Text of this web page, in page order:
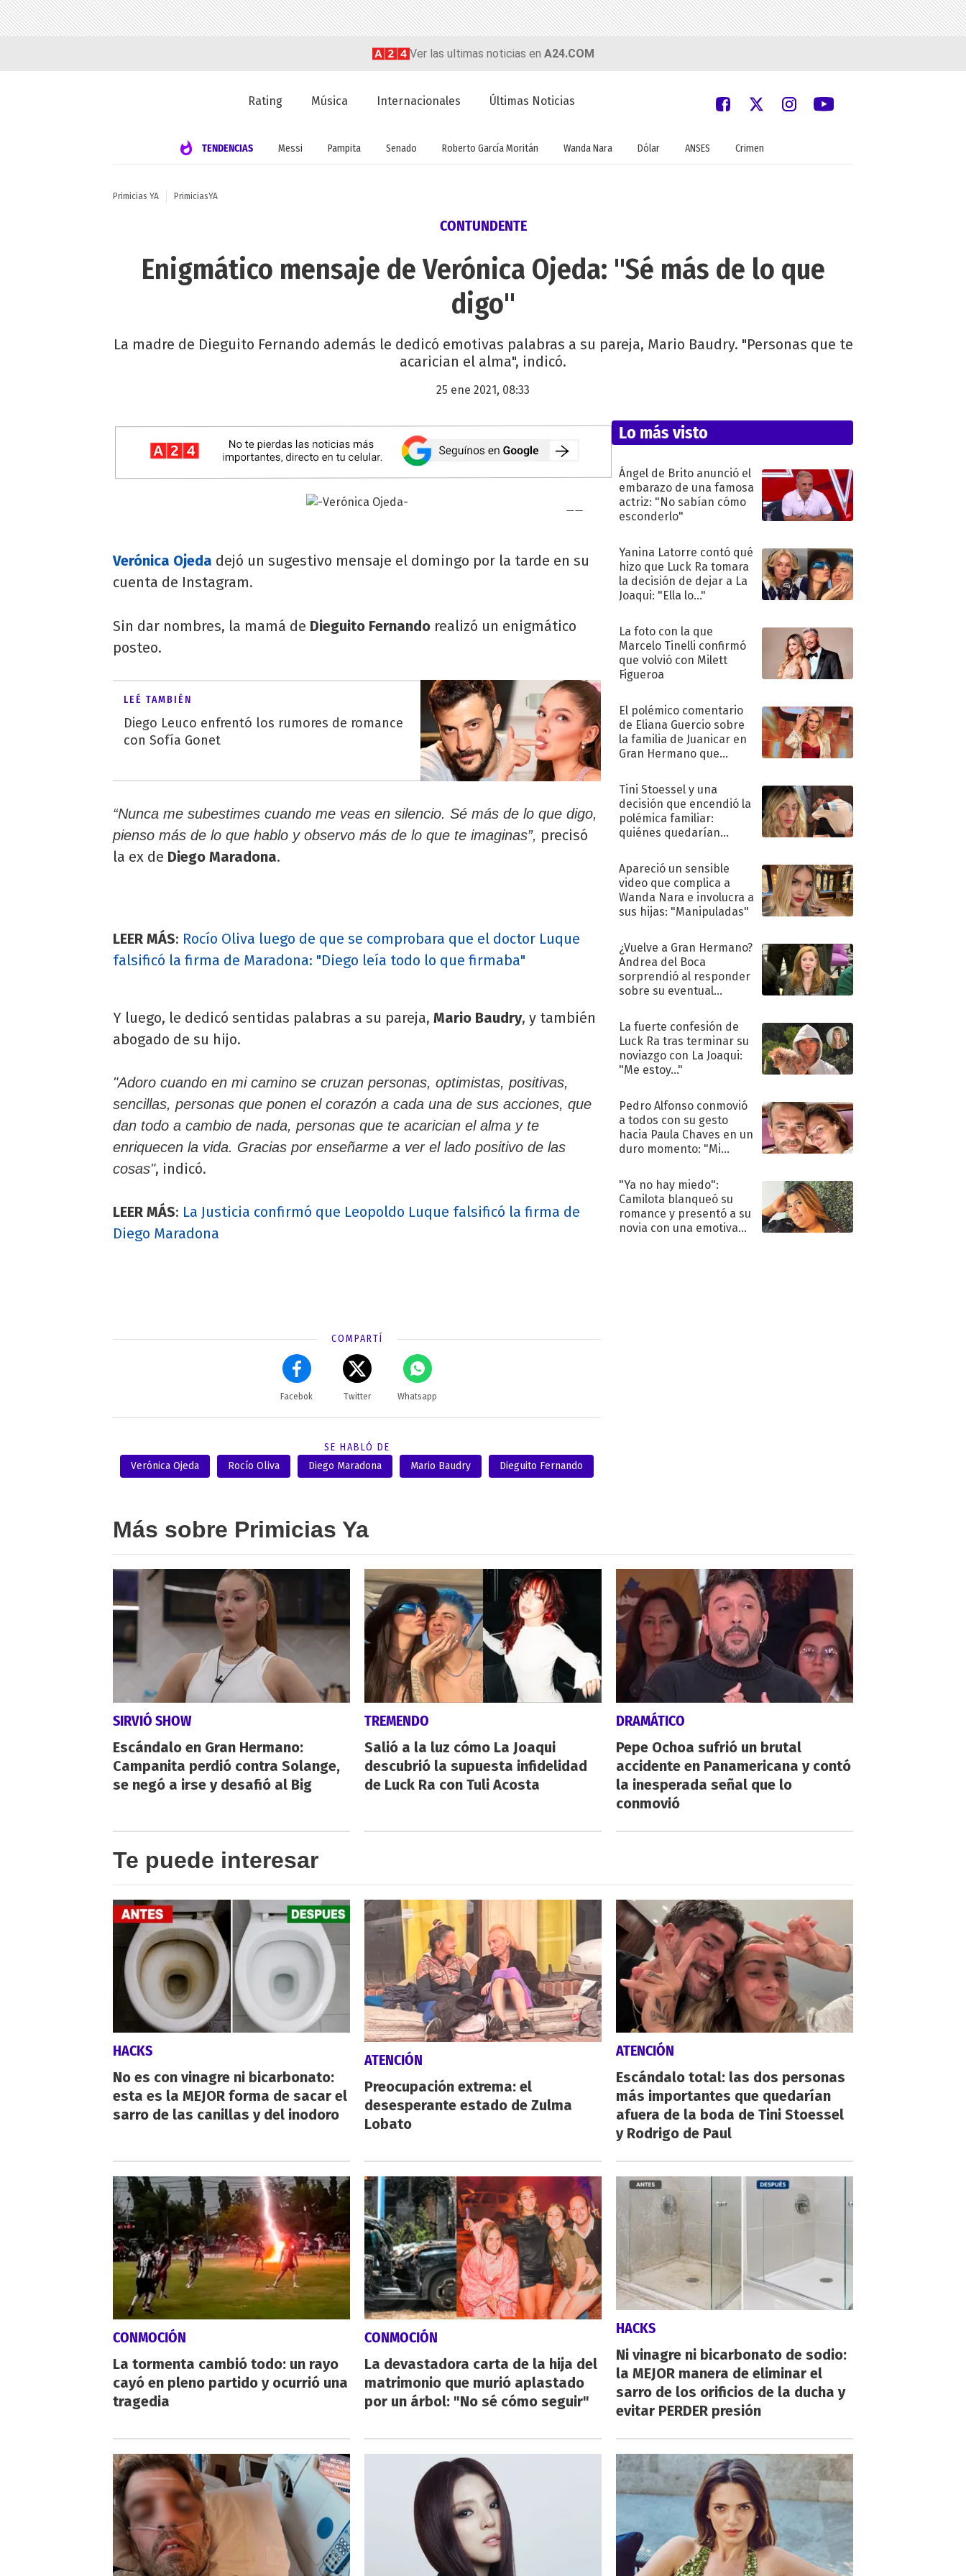
Ver las ultimas noticias en A24.COM
Rating Música Internacionales Últimas Noticias
TENDENCIAS Messi Pampita Senado Roberto García Moritán Wanda Nara Dólar ANSES Crimen
Primicias YA PrimiciasYA
CONTUNDENTE
Enigmático mensaje de Verónica Ojeda: "Sé más de lo que
digo"
La madre de Dieguito Fernando además le dedicó emotivas palabras a su pareja, Mario Baudry. "Personas que te
acarician el alma", indicó.
25 ene 2021, 08:33
Verónica Ojeda dejó un sugestivo mensaje el domingo por la tarde en su
cuenta de Instagram.
Sin dar nombres, la mamá de Dieguito Fernando realizó un enigmático
posteo.
LEÉ TAMBIÉN
Diego Leuco enfrentó los rumores de romance
con Sofía Gonet
“Nunca me subestimes cuando me veas en silencio. Sé más de lo que digo,
pienso más de lo que hablo y observo más de lo que te imaginas”, precisó
la ex de Diego Maradona.
LEER MÁS: Rocío Oliva luego de que se comprobara que el doctor Luque
falsificó la firma de Maradona: "Diego leía todo lo que firmaba"
Y luego, le dedicó sentidas palabras a su pareja, Mario Baudry, y también
abogado de su hijo.
"Adoro cuando en mi camino se cruzan personas, optimistas, positivas,
sencillas, personas que ponen el corazón a cada una de sus acciones, que
dan todo a cambio de nada, personas que te acarician el alma y te
enriquecen la vida. Gracias por enseñarme a ver el lado positivo de las
cosas", indicó.
LEER MÁS: La Justicia confirmó que Leopoldo Luque falsificó la firma de
Diego Maradona
COMPARTÍ
Facebok Twitter Whatsapp
SE HABLÓ DE
Verónica Ojeda
Rocío Oliva Diego Maradona Mario Baudry Dieguito Fernando
Lo más visto
Ángel de Brito anunció el
embarazo de una famosa
actriz: "No sabían cómo
esconderlo"
Yanina Latorre contó qué
hizo que Luck Ra tomara
la decisión de dejar a La
Joaqui: "Ella lo..."
La foto con la que
Marcelo Tinelli confirmó
que volvió con Milett
Figueroa
El polémico comentario
de Eliana Guercio sobre
la familia de Juanicar en
Gran Hermano que
Tini Stoessel y una
decisión que encendió la
polémica familiar:
quiénes quedarían
Apareció un sensible
video que complica a
Wanda Nara e involucra a
sus hijas: "Manipuladas"
¿Vuelve a Gran Hermano?
Andrea del Boca
sorprendió al responder
sobre su eventual
La fuerte confesión de
Luck Ra tras terminar su
noviazgo con La Joaqui:
"Me estoy..."
Pedro Alfonso conmovió
a todos con su gesto
hacia Paula Chaves en un
duro momento: "Mi
terapéutico"
"Ya no hay miedo":
Camilota blanqueó su
romance y presentó a su
novia con una emotiva
Más sobre Primicias Ya
SIRVIÓ SHOW
Escándalo en Gran Hermano:
Campanita perdió contra Solange,
se negó a irse y desafió al Big
TREMENDO
Salió a la luz cómo La Joaqui
descubrió la supuesta infidelidad
de Luck Ra con Tuli Acosta
DRAMÁTICO
Pepe Ochoa sufrió un brutal
accidente en Panamericana y contó
la inesperada señal que lo
conmovió
Te puede interesar
HACKS
No es con vinagre ni bicarbonato:
esta es la MEJOR forma de sacar el
sarro de las canillas y del inodoro
ATENCIÓN
Preocupación extrema: el
desesperante estado de Zulma
Lobato
ATENCIÓN
Escándalo total: las dos personas
más importantes que quedarían
afuera de la boda de Tini Stoessel
y Rodrigo de Paul
CONMOCIÓN
La tormenta cambió todo: un rayo
cayó en pleno partido y ocurrió una
tragedia
CONMOCIÓN
La devastadora carta de la hija del
matrimonio que murió aplastado
por un árbol: "No sé cómo seguir"
HACKS
Ni vinagre ni bicarbonato de sodio:
la MEJOR manera de eliminar el
sarro de los orificios de la ducha y
evitar PERDER presión